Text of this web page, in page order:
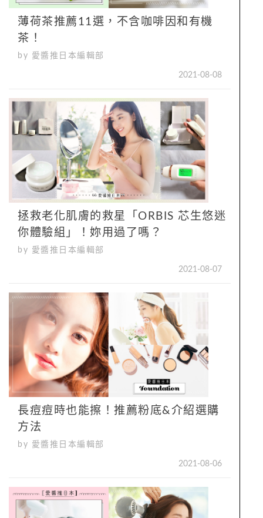
薄荷茶推薦11選，不含咖啡因和有機
茶！
by 愛醬推日本編輯部
2021-08-08
拯救老化肌膚的救星「ORBIS 芯生悠迷
你體驗組」！妳用過了嗎？
by 愛醬推日本編輯部
2021-08-07
長痘痘時也能擦！推薦粉底&介紹選購
方法
by 愛醬推日本編輯部
2021-08-06